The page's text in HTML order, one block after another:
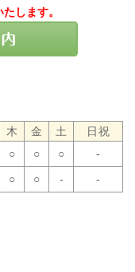
します。
木 金 土
日祝
○ ○ ○
-
○ ○ -
-